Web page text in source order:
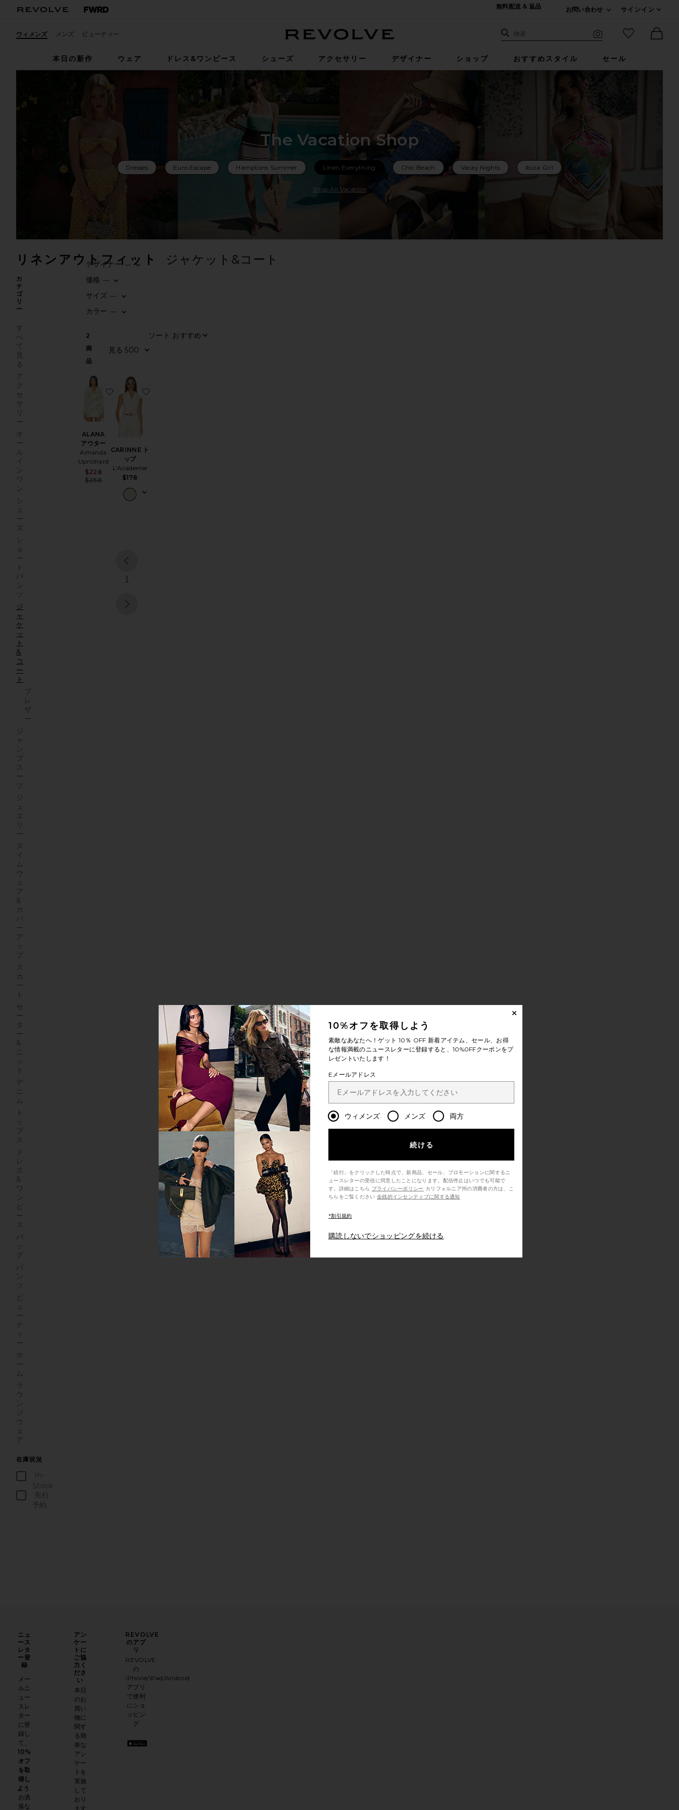
無料配送 & 返品
お問い合わせ
サインイン
ウィメンズ メンズ ビューティー サイト検索
検索
お気に入り
本日の新作
ウェア ドレス&ワンピース シューズ アクセサリー デザイナー ショップ おすすめスタイル セール
The Vacation Shop
Dresses Euro Escape Hamptons Summer Linen Everything Chic Beach Vacay Nights Ibiza Girl
Shop All Vacation
リネンアウトフィット ジャケット&コート
カ
テ
ゴ
リ
ー
す
べ
て
見
る
ア
ク
セ
サ
リ
ー
オ
ー
ル
イ
ン
ワ
ン
シ
ュ
ー
ズ
シ
ー
ト
パ
ン
ツ
ジ
ャ
ケ
ッ
ト
&
コ
ー
ト
ブ
レ
ザ
ー
ジ
ャ
ン
プ
ス
ー
ツ
ジ
ュ
エ
リ
ー
ス
イ
ム
ウ
ェ
ア
&
カ
バ
ー
ア
ッ
プ
ス
カ
ー
ト
セ
ー
タ
ー
&
ニ
ッ
ト
デ
ニ
ム
ト
ッ
プ
ス
ド
レ
ス
&
ワ
ン
ピ
ー
ス
バ
ッ
グ
パ
ン
ツ
ビ
ュ
ー
テ
ィ
ー
ホ
ー
ム
ラ
ウ
ン
ジ
ウ
ェ
ア
在庫状況
Stock
予約
デザイナー —
価格 —
サイズ —
カラー —
2
商
品
ソート
ALANA
アウター
Amanda
Uprichard
Sale price:
$228
Previous price:
$268
お気に入りALANA アウター
CARINNE ト
ップ
L'Academie
$178
1
ニュ
ース
レタ
ー登
録
メー
ルニ
ュー
スレ
ター
に登
録し
て、
10%
オフ
を取
得し
よう
お洒
落な
アン
ケー
トに
ご協
力く
ださ
い
本日
のお
買い
物に
関す
る簡
単な
アン
ケー
トを
実施
して
おり
ます
REVOLVE
のアプ
リ
REVOLVE
の
iPhone/iPad/Android
アプリ
で便利
にショ
ッピン
グ
10%オフを取得しよう
素敵なあなたへ！ゲット 10％ OFF 新着アイテム、セール、お得
な情報満載のニュースレターに登録すると、10%0FFクーポンをプ
レゼントいたします！
Eメールアドレス
ウィメンズ メンズ 両方
続ける
「続行」をクリックした時点で、新商品、セール、プロモーションに関するニ
ュースレターの受信に同意したことになります。配信停止はいつでも可能で
す。詳細はこちら プライバシーポリシー
ちらをご覧ください 金銭的インセンティブに関する通知
*割引規約
購読しないでショッピングを続ける